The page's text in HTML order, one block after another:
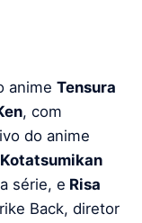
anime Tensura
, com
do anime
Kotatsumikan
série, e Risa
Back, diretor